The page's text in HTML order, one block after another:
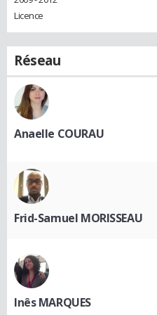
Licence
Réseau
Anaelle COURAU
Frid-Samuel MORISSEAU
Inês MARQUES